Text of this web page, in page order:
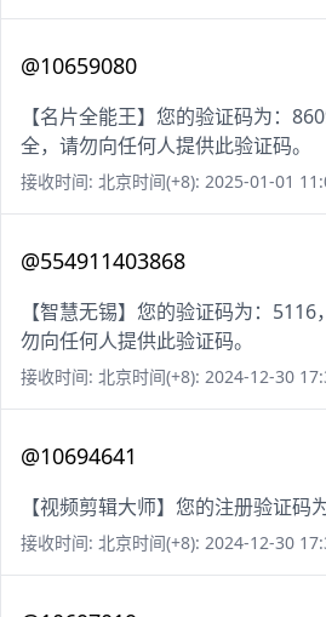
@10659080
【名片全能王】您的验证码为：
全，请勿向任何人提供此验证码。
接收时间: 北京时间(+8): 2025-01-01
@554911403868
【智慧无锡】您的验证码为：
勿向任何人提供此验证码。
接收时间: 北京时间(+8): 2024-12-30
@10694641
【视频剪辑大师】您的注册验证码
接收时间: 北京时间(+8): 2024-12-30